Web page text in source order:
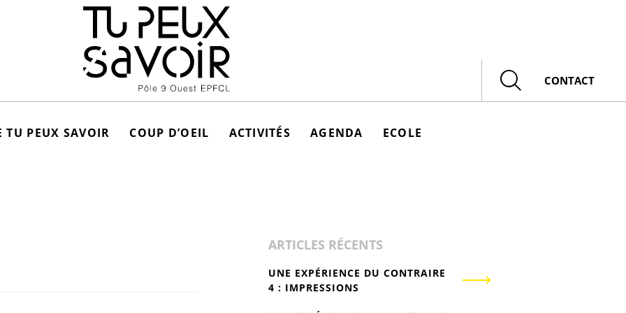
Rechercher
CONTACT
TU PEUX SAVOIR COUP D’OEIL ACTIVITÉS AGENDA ECOLE
ARTICLES RÉCENTS
UNE EXPÉRIENCE DU CONTRAIRE
4 : IMPRESSIONS